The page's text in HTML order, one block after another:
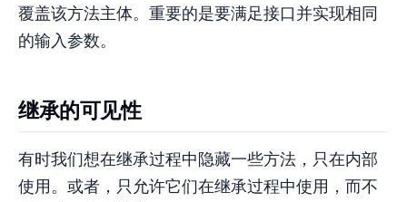
覆盖该方法主体。重要的是要满足接口并实现相同
的输入参数。
继承的可见性
有时我们想在继承过程中隐藏一些方法，只在内部
使用。或者，只允许它们在继承过程中使用，而不